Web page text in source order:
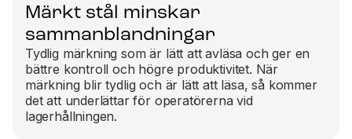
Märkt stål minskar
sammanblandningar
Tydlig märkning som är lätt att avläsa och ger en
bättre kontroll och högre produktivitet. När
märkning blir tydlig och är lätt att läsa, så kommer
det att underlättar för operatörerna vid
lagerhållningen.